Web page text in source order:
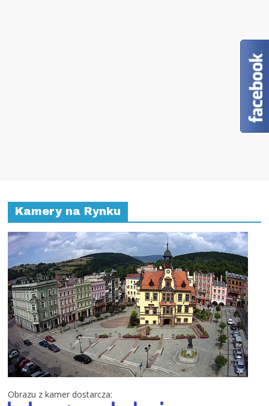
Kamery na Rynku
Obrazu z kamer dostarcza: